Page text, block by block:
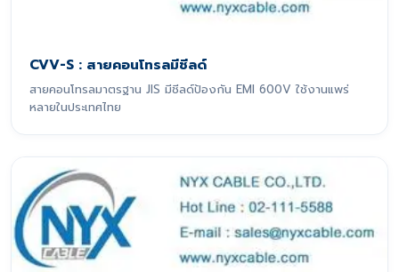
CVV-S : สายคอนโทรลมีชีลด์
สายคอนโทรลมาตรฐาน JIS มีชีลด์ป้องกัน EMI 600V ใช้งานแพร่
หลายในประเทศไทย